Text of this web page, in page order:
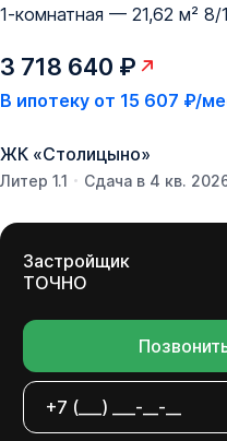
1-комнатная — 21,62 м²
3 718 640 ₽
В ипотеку от 15 607 ₽/
ЖК «Столицыно»
Литер 1.1 Сдача в 4 кв.
Застройщик
ТОЧНО